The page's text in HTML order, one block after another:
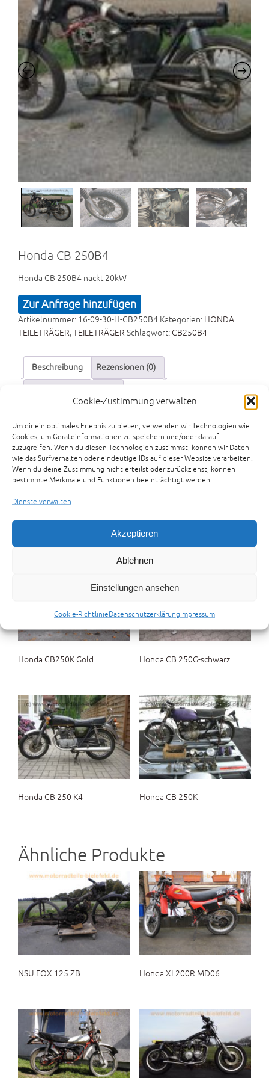
Cookie-Zustimmung verwalten
Um dir ein optimales Erlebnis zu bieten, verwenden wir Technologien wie
Cookies, um Geräteinformationen zu speichern und/oder darauf
zuzugreifen. Wenn du diesen Technologien zustimmst, können wir Daten
wie das Surfverhalten oder eindeutige IDs auf dieser Website verarbeiten.
Wenn du deine Zustimmung nicht erteilst oder zurückziehst, können
bestimmte Merkmale und Funktionen beeinträchtigt werden.
Dienste verwalten
Akzeptieren
Ablehnen
Einstellungen ansehen
Cookie-RichtlinieDatenschutzerklärungImpressum
Honda CB 250B4
Honda CB 250B4 nackt 20kW
Zur Anfrage hinzufügen
Artikelnummer: 16-09-30-H-CB250B4 Kategorien: HONDA
TEILETRÄGER,TEILETRÄGER Schlagwort: CB250B4
Beschreibung Rezensionen (0)
Beschreibung
Honda CB 250B4 nackt 20kW
wie 250 350 450 CB250 K K4 B4 250K 250K4 250B4 CB250K
CB250K4
Das könnte dir auch
gefallen …
Honda CB250K Gold Honda CB 250G-schwarz
Honda CB 250 K4 Honda CB 250K
Ähnliche Produkte
NSU FOX 125 ZB Honda XL200R MD06